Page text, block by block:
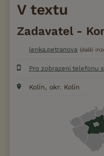
V textu
Zadavatel -
lenka.petranova (další
Pro zobrazení telefonu
Kolín, okr. Kolín